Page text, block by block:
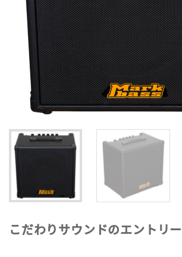
こだわりサウンドのエントリ